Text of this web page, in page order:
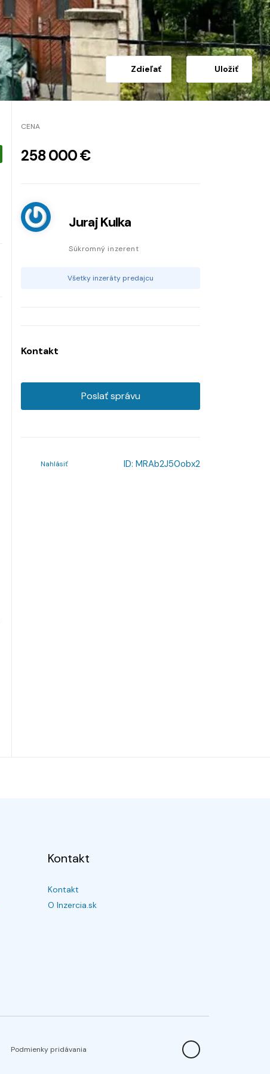
Zdieľať Uložiť
CENA
258 000 €
Juraj Kulka
Súkromný inzerent
Všetky inzeráty predajcu
Kontakt
Poslať správu
Nahlásiť ID: MRAb2J50obx2
Kontakt
Kontakt
O Inzercia.sk
Podmienky pridávania